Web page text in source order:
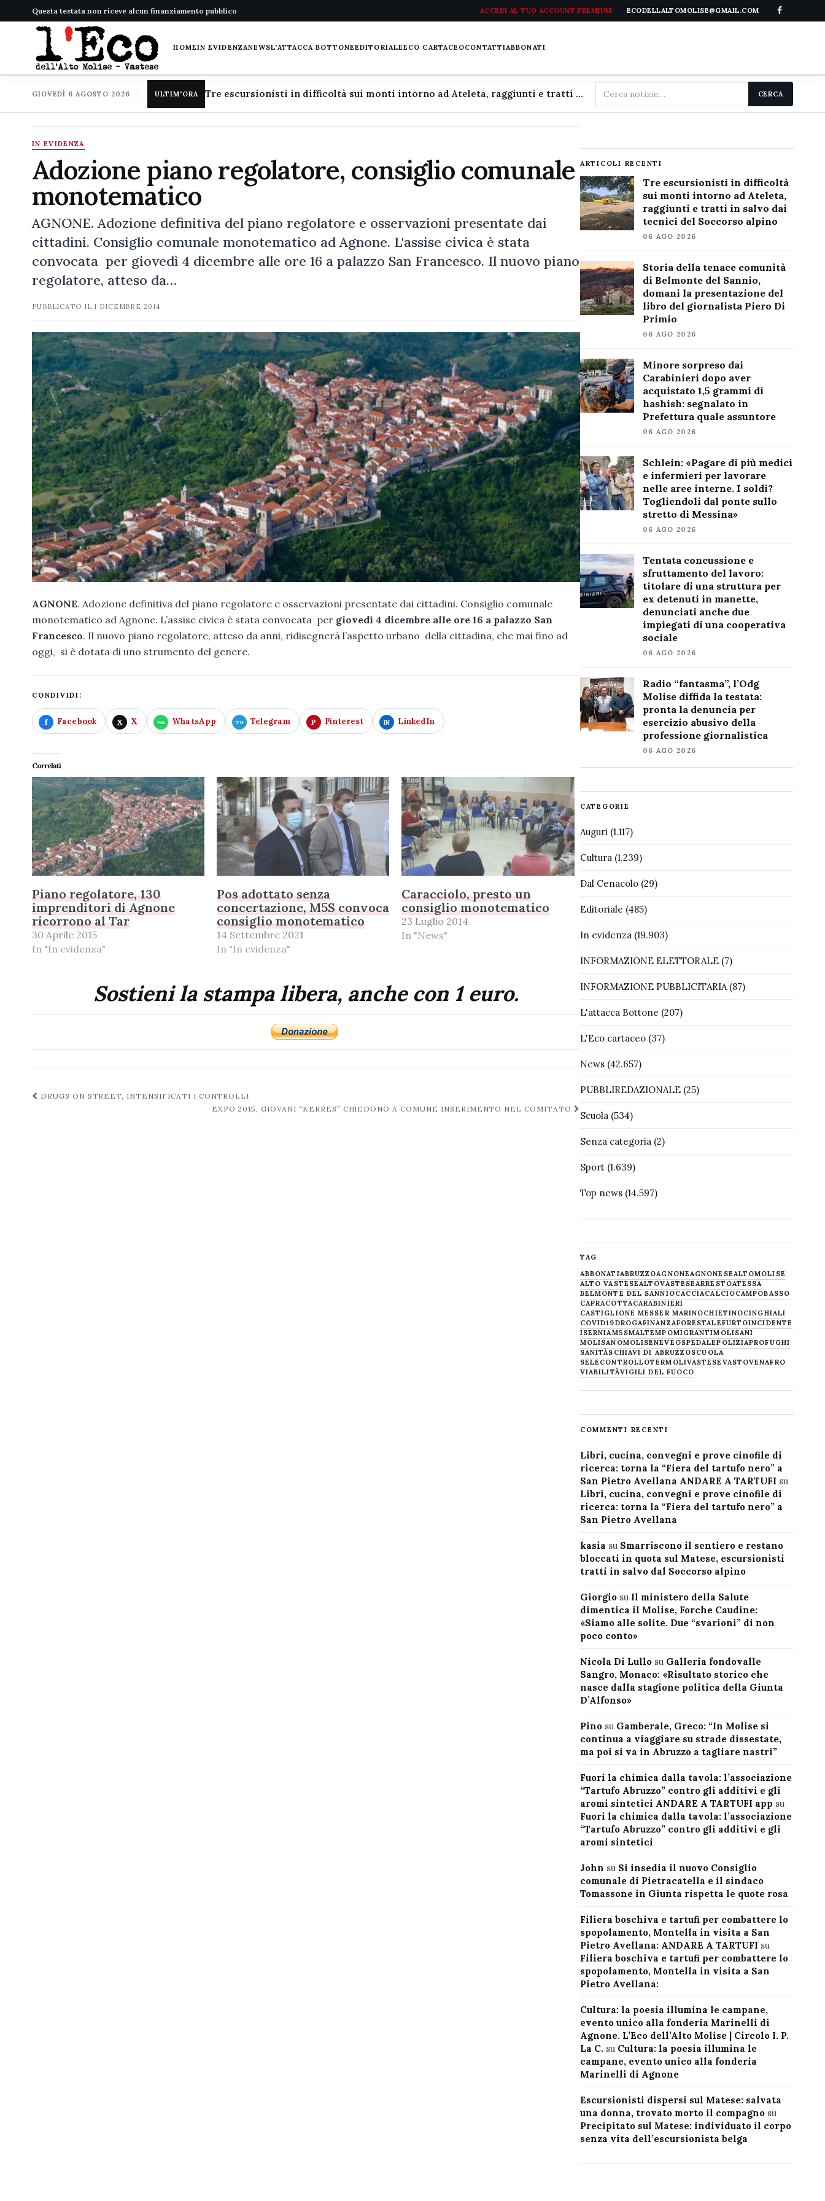
Questa testata non riceve alcun finanziamento pubblico ACCEDI AL TUO ACCOUNT PREMIUM ECODELLALTOMOLISE@GMAIL.COM
HOMEIN EVIDENZANEWSL'ATTACCA BOTTONEEDITORIALEECO CARTACEOCONTATTIABBONATI
GIOVEDÌ 6 AGOSTO 2026 ULTIM'ORA Tre escursionisti in difficoltà sui monti intorno ad Ateleta, raggiunti e tratti in salvo dai tecnici del Soccorso alpino
Cerca
nel
CERCA
IN EVIDENZA
Adozione piano regolatore, consiglio comunale
monotematico
AGNONE. Adozione definitiva del piano regolatore e osservazioni presentate dai
cittadini. Consiglio comunale monotematico ad Agnone. L'assise civica è stata
convocata per giovedì 4 dicembre alle ore 16 a palazzo San Francesco. Il nuovo piano
regolatore, atteso da…
PUBBLICATO IL1 DICEMBRE 2014
AGNONE. Adozione definitiva del piano regolatore e osservazioni presentate dai cittadini. Consiglio comunale
monotematico ad Agnone. L’assise civica è stata convocata per giovedì 4 dicembre alle ore 16 a palazzo San
Francesco. Il nuovo piano regolatore, atteso da anni, ridisegnerà l’aspetto urbano della cittadina, che mai fino ad
oggi, si è dotata di uno strumento del genere.
CONDIVIDI:
Facebook X WhatsApp Telegram Pinterest LinkedIn
Correlati
Piano regolatore, 130
imprenditori di Agnone
ricorrono al Tar
30 Aprile 2015
In "In evidenza"
Pos adottato senza
concertazione, M5S convoca
consiglio monotematico
14 Settembre 2021
In "In evidenza"
Caracciolo, presto un
consiglio monotematico
23 Luglio 2014
In "News"
Sostieni la stampa libera, anche con 1 euro.
Navigazione
DRUGS ON STREET, INTENSIFICATI I CONTROLLI
EXPO 2015, GIOVANI “KERRES” CHIEDONO A COMUNE INSERIMENTO NEL COMITATO
ARTICOLI RECENTI
Tre escursionisti in difficoltà
sui monti intorno ad Ateleta,
raggiunti e tratti in salvo dai
tecnici del Soccorso alpino
06 AGO 2026
Storia della tenace comunità
di Belmonte del Sannio,
domani la presentazione del
libro del giornalista Piero Di
Primio
06 AGO 2026
Minore sorpreso dai
Carabinieri dopo aver
acquistato 1,5 grammi di
hashish: segnalato in
Prefettura quale assuntore
06 AGO 2026
Schlein: «Pagare di più medici
e infermieri per lavorare
nelle aree interne. I soldi?
Togliendoli dal ponte sullo
stretto di Messina»
06 AGO 2026
Tentata concussione e
sfruttamento del lavoro:
titolare di una struttura per
ex detenuti in manette,
denunciati anche due
impiegati di una cooperativa
sociale
06 AGO 2026
Radio “fantasma”, l’Odg
Molise diffida la testata:
pronta la denuncia per
esercizio abusivo della
professione giornalistica
06 AGO 2026
CATEGORIE
Auguri(1.117)
Cultura(1.239)
Dal Cenacolo(29)
Editoriale (485)
In evidenza(19.903)
INFORMAZIONE ELETTORALE(7)
INFORMAZIONE PUBBLICITARIA(87)
L'attacca Bottone (207)
L'Eco cartaceo(37)
News(42.657)
PUBBLIREDAZIONALE(25)
Scuola(534)
Senza categoria(2)
Sport(1.639)
Top news(14.597)
TAG
ABBONATIABRUZZOAGNONEAGNONESEALTOMOLISE
ALTO VASTESEALTOVASTESEARRESTOATESSA
BELMONTE DEL SANNIOCACCIACALCIOCAMPOBASSO
CAPRACOTTACARABINIERI
CASTIGLIONE MESSER MARINOCHIETINOCINGHIALI
COVID19DROGAFINANZAFORESTALEFURTOINCIDENTE
ISERNIAM5SMALTEMPOMIGRANTIMOLISANI
MOLISANOMOLISENEVE OSPEDALEPOLIZIAPROFUGHI
SANITÀSCHIAVI DI ABRUZZOSCUOLA
SELECONTROLLOTERMOLIVASTESE VASTOVENAFRO
VIABILITÀVIGILI DEL FUOCO
COMMENTI RECENTI
Libri, cucina, convegni e prove cinofile di
ricerca: torna la “Fiera del tartufo nero” a
San Pietro Avellana ANDARE A TARTUFI su
Libri, cucina, convegni e prove cinofile di
ricerca: torna la “Fiera del tartufo nero” a
San Pietro Avellana
kasia su Smarriscono il sentiero e restano
bloccati in quota sul Matese, escursionisti
tratti in salvo dal Soccorso alpino
Giorgiosu Il ministero della Salute
dimentica il Molise, Forche Caudine:
«Siamo alle solite. Due “svarioni” di non
poco conto»
Nicola Di Lullosu Galleria fondovalle
Sangro, Monaco: «Risultato storico che
nasce dalla stagione politica della Giunta
D’Alfonso»
Pinosu Gamberale, Greco: “In Molise si
continua a viaggiare su strade dissestate,
ma poi si va in Abruzzo a tagliare nastri”
Fuori la chimica dalla tavola: l’associazione
“Tartufo Abruzzo” contro gli additivi e gli
aromi sintetici ANDARE A TARTUFI app su
Fuori la chimica dalla tavola: l’associazione
“Tartufo Abruzzo” contro gli additivi e gli
aromi sintetici
John su Si insedia il nuovo Consiglio
comunale di Pietracatella e il sindaco
Tomassone in Giunta rispetta le quote rosa
Filiera boschiva e tartufi per combattere lo
spopolamento, Montella in visita a San
Pietro Avellana: ANDARE A TARTUFI su
Filiera boschiva e tartufi per combattere lo
spopolamento, Montella in visita a San
Pietro Avellana:
Cultura: la poesia illumina le campane,
evento unico alla fonderia Marinelli di
Agnone. L’Eco dell’Alto Molise | Circolo I. P.
La C. su Cultura: la poesia illumina le
campane, evento unico alla fonderia
Marinelli di Agnone
Escursionisti dispersi sul Matese: salvata
una donna, trovato morto il compagnosu
Precipitato sul Matese: individuato il corpo
senza vita dell’escursionista belga